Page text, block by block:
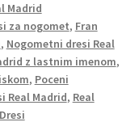
Madrid
za nogomet, Fran
, Nogometni dresi Real
z lastnim imenom,
, Poceni
Real Madrid, Real